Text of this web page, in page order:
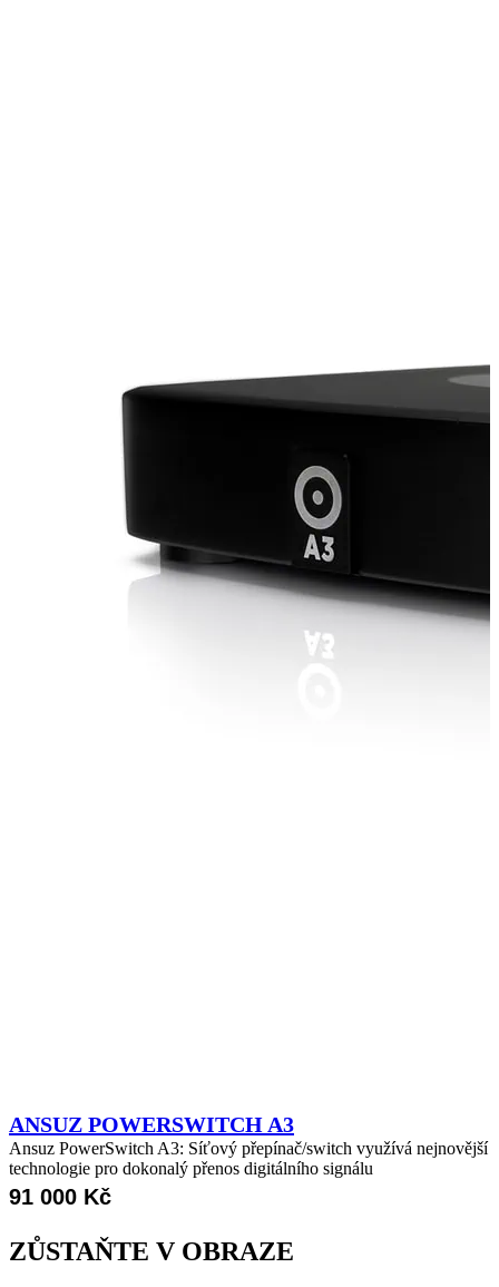
ANSUZ POWERSWITCH A3
Ansuz PowerSwitch A3: Síťový přepínač/switch využívá nejnovější
technologie pro dokonalý přenos digitálního signálu
91 000 Kč
ZŮSTAŇTE V OBRAZE